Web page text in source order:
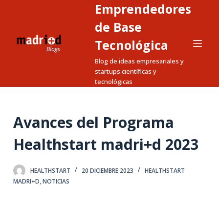
a
o
n
Emprendedores
de Base
Tecnológica
Blog de ideas empresariales y
startups científicas y
tecnológicas
Avances del Programa
Healthstart madri+d 2023
HEALTHSTART 20 DICIEMBRE 2023
HEALTHSTART
MADRI+D,NOTICIAS